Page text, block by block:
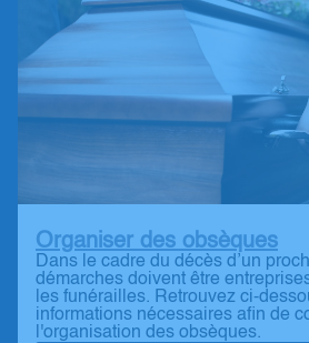
Organiser des obsèques
Dans le cadre du décès d’un
démarches doivent être
les funérailles. Retrouvez ci-
informations nécessaires afin de
l'organisation des obsèques.